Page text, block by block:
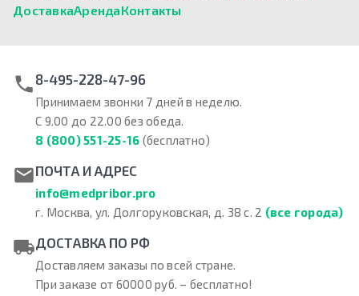
ДоставкаАрендаКонтакты
8-495-228-47-96
Принимаем звонки 7 дней в неделю.
С 9.00 до 22.00 без обеда.
8 (800) 551-25-16 (бесплатно)
ПОЧТА И АДРЕС
info@medpribor.pro
г. Москва, ул. Долгоруковская, д. 38 с. 2 (все города)
ДОСТАВКА ПО РФ
Доставляем заказы по всей стране.
При заказе от 60000 руб. – бесплатно!